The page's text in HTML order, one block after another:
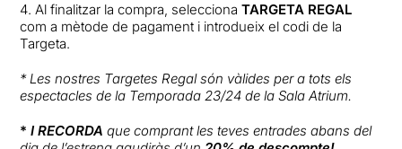
4️. Al finalitzar la compra, seleccionaTARGETA REGAL
com a mètode de pagament i introdueix el codi de la
Targeta.
*Les nostres Targetes Regal són vàlides per a tots els
espectacles de la Temporada 23/24 de la Sala Atrium.
*I RECORDAquecomprant les teves entrades abans del